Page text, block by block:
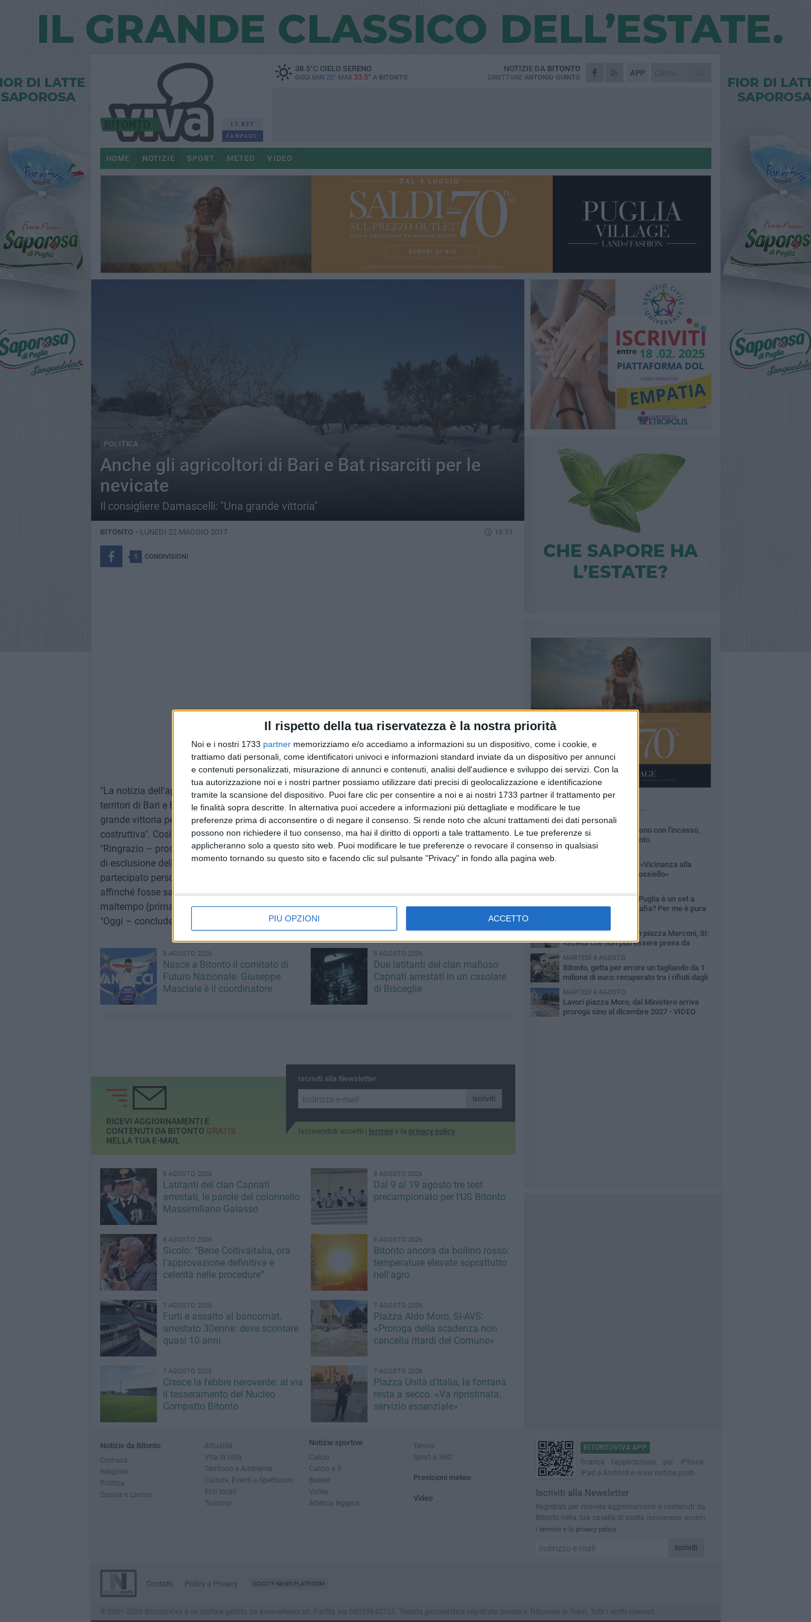
Il rispetto della tua riservatezza è la nostra priorità
Noi e i nostri 1733 partner memorizziamo e/o accediamo a informazioni su un dispositivo, come i cookie, e
trattiamo dati personali, come identificatori univoci e informazioni standard inviate da un dispositivo per annunci
e contenuti personalizzati, misurazione di annunci e contenuti, analisi dell'audience e sviluppo dei servizi. Con la
tua autorizzazione noi e i nostri partner possiamo utilizzare dati precisi di geolocalizzazione e identificazione
tramite la scansione del dispositivo. Puoi fare clic per consentire a noi e ai nostri 1733 partner il trattamento per
le finalità sopra descritte. In alternativa puoi accedere a informazioni più dettagliate e modificare le tue
preferenze prima di acconsentire o di negare il consenso. Si rende noto che alcuni trattamenti dei dati personali
possono non richiedere il tuo consenso, ma hai il diritto di opporti a tale trattamento. Le tue preferenze si
applicheranno solo a questo sito web. Puoi modificare le tue preferenze o revocare il consenso in qualsiasi
momento tornando su questo sito e facendo clic sul pulsante "Privacy" in fondo alla pagina web.
PIÙ OPZIONI ACCETTO
17.877
FANPAGE
38.5°CCIELO SERENO
OGGI MIN 25° MAX 33.5° A BITONTO
APP
NOTIZIE DA BITONTO
DIRETTORE ANTONIO QUINTO
HOME NOTIZIE SPORT METEO VIDEO
POLITICA
Anche gli agricoltori di Bari e Bat risarciti per le
nevicate
Il consigliere Damascelli: "Una grande vittoria"
BITONTO - LUNEDÌ 22 MAGGIO 2017 18.51
5 CONDIVISIONI
Powered by
"La notizia dell'approvazione della deliberazione di Giunta regionale per ricomprendere anche i
territori di Bari e Bat nei risarcimenti per i danni provocati dalla nevicata del gennaio scorso, è una
grande vittoria per cui abbiamo lavorato nella nostra attività di opposizione serena, decisa e
costruttiva". Così Domenico Damascelli, consigliere regionale di Forza Italia.
"Ringrazio – prosegue – le strutture regionali che si sono attivate subito dopo le nostre denunce
di esclusione delle due province, compiendo immediati sopralluoghi negli agri rurali, a cui ho
partecipato personalmente. Abbiamo presentato richieste di audizioni in Commissione Agricoltura
affinché fosse sanata una falla che penalizzava territori già gravemente danneggiato dal
maltempo (prima ancora che dalla politica!)".
"Oggi – conclude Damascelli – è una buona giornata per gli agricoltori pugliesi".
8 AGOSTO 2026
Nasce a Bitonto il comitato di
Futuro Nazionale. Giuseppe
Masciale è il coordinatore
8 AGOSTO 2026
Due latitanti del clan mafioso
Capriati arrestati in un casolare
di Bisceglie
Iscriviti alla Newsletter
Iscriviti
Iscrivendoti accetti i termini e la privacy policy
RICEVI AGGIORNAMENTI E
CONTENUTI DA BITONTO GRATIS
NELLA TUA E-MAIL
8 AGOSTO 2026
Latitanti del clan Capriati
arrestati, le parole del colonnello
Massimiliano Galasso
8 AGOSTO 2026
Dal 9 al 19 agosto tre test
precampionato per l'US Bitonto
8 AGOSTO 2026
Sicolo: “Bene Coltivaitalia, ora
l’approvazione definitiva e
celerità nelle procedure”
8 AGOSTO 2026
Bitonto ancora da bollino rosso:
temperature elevate soprattutto
nell'agro
7 AGOSTO 2026
Furti e assalto al bancomat,
arrestato 30enne: deve scontare
quasi 10 anni
7 AGOSTO 2026
Piazza Aldo Moro, SI-AVS:
«Proroga della scadenza non
cancella ritardi del Comune»
7 AGOSTO 2026
Cresce la febbre neroverde: al via
il tesseramento del Nucleo
Compatto Bitonto
7 AGOSTO 2026
Piazza Unità d'Italia, la fontana
resta a secco. «Va ripristinata:
servizio essenziale»
PIÙ LETTI QUESTA SETTIMANA
MARTEDÌ 4 AGOSTO
Armati di bastoni fuggono con l'incasso,
rapina in un bar di Bitonto
Fratelli d'Italia Bitonto: «Vicinanza alla
consigliera Carmela Rossiello»
Antonella Aresta: «La Puglia è un set a
cielo aperto. La fotografia? Per me è pura
Parcheggio interrato in piazza Marconi, SI:
«Scelta che non può essere presa da
pochi»
MARTEDÌ 4 AGOSTO
Bitonto, getta per errore un tagliando da 1
milione di euro: recuperato tra i rifiuti dagli
operatori SANB
MARTEDÌ 4 AGOSTO
Lavori piazza Moro, dal Ministero arriva
proroga sino al dicembre 2027 - VIDEO
Notizie da Bitonto
Cronaca
Religioni
Politica
Scuola e Lavoro
Attualità
Vita di città
Territorio e Ambiente
Cultura, Eventi e Spettacolo
Enti locali
Turismo
Notizie sportive
Calcio
Calcio a 5
Basket
Volley
Atletica leggera
Tennis
Sport a 360°
Previsioni meteo
Video
BITONTOVIVA APP
Scarica l'applicazione per iPhone,
iPad e Android e ricevi notizie push
Iscriviti alla Newsletter
Registrati per ricevere aggiornamenti e contenuti da
Bitonto nella tua casella di posta Iscrivendoti accetti
i termini e la privacy policy
Iscriviti
Contatti Policy e Privacy GOCITY NEWS PLATFORM
© 2001-2026 BitontoViva è un portale gestito da InnovaNews srl. Partita iva 08059640725. Testata giornalistica registrata presso il Tribunale di Trani. Tutti i diritti riservati.